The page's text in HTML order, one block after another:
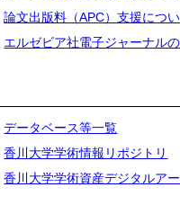
論文出版料（APC）支援につ
エルゼビア社電子ジャーナル
データベース等一覧
香川大学学術情報リポジトリ
香川大学学術資産デジタルア